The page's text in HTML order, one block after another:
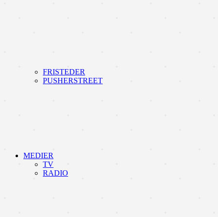
FRISTEDER
PUSHERSTREET
MEDIER
TV
RADIO